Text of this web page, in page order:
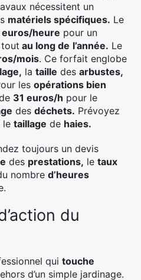
nécessitent un
matériels spécifiques. Le
euros/heure pour un
tout au long de l’année. Le
mois. Ce forfait englobe
la taille des arbustes,
les opérations bien
31 euros/h pour le
des déchets. Prévoyez
le taillage de haies.
toujours un devis
des prestations, le taux
nombre d’heures
du
qui touche
d’un simple jardinage.